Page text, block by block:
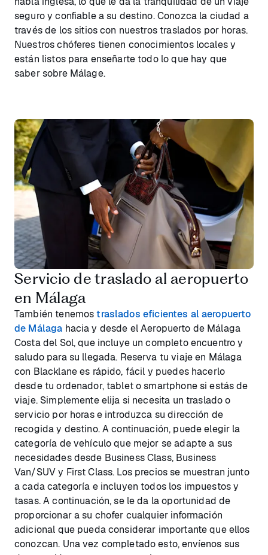
seguro y confiable a su destino. Conozca la ciudad a
través de los sitios con nuestros traslados por horas.
Nuestros chóferes tienen conocimientos locales y
están listos para enseñarte todo lo que hay que
saber sobre Málage.
Servicio de traslado al aeropuerto
en Málaga
También tenemostraslados eficientes al aeropuerto
de Málaga hacia y desde el Aeropuerto de Málaga
Costa del Sol, que incluye un completo encuentro y
saludo para su llegada. Reserva tu viaje en Málaga
con Blacklane es rápido, fácil y puedes hacerlo
desde tu ordenador, tablet o smartphone si estás de
viaje. Simplemente elija si necesita un traslado o
servicio por horas e introduzca su dirección de
recogida y destino. A continuación, puede elegir la
categoría de vehículo que mejor se adapte a sus
necesidades desde Business Class, Business
Van/SUV y First Class. Los precios se muestran junto
a cada categoría e incluyen todos los impuestos y
tasas. A continuación, se le da la oportunidad de
proporcionar a su chofer cualquier información
adicional que pueda considerar importante que ellos
conozcan. Una vez completado esto, envíenos sus